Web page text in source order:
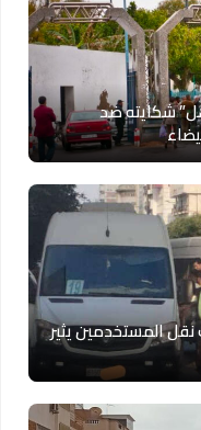
شكايته ضد
نقل المستخدمين يثير